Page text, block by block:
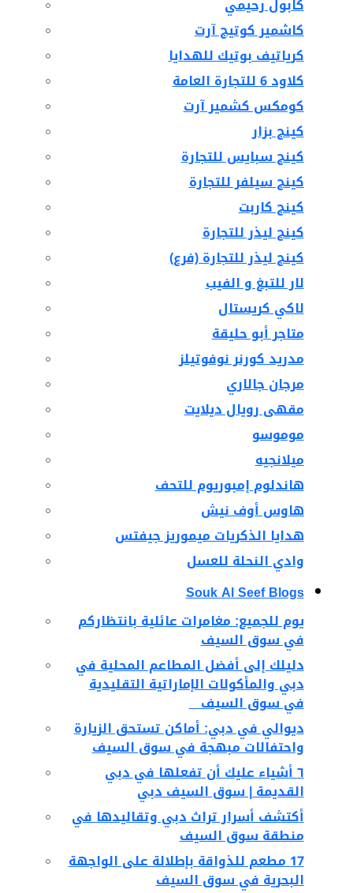
كابول رحيمي
كاشمير كوتيج آرت
كرياتيف بوتيك للهدايا
كلاود 6 للتجارة العامة
كومكس كشمير آرت
كينج بزار
كينج سبايس للتجارة
كينج سيلفر للتجارة
كينج كاربت
كينج ليذر للتجارة
كينج ليذر للتجارة (فرع)
لار للتبغ و الفيب
لاكي كريستال
متاجر أبو حليقة
مدريد كورنر نوفوتيلز
مرجان جالاري
مقهى رويال ديلايت
موموسو
ميلانجيه
هاندلوم إمبوريوم للتحف
هاوس أوف نيش
هدايا الذكريات ميموريز جيفتس
وادي النحلة للعسل
Souk Al Seef Blogs
يوم للجميع: مغامرات عائلية بانتظاركم
في سوق السيف
دليلك إلى أفضل المطاعم المحلية في
دبي والمأكولات الإماراتية التقليدية
في سوق السيف
ديوالي في دبي: أماكن تستحق الزيارة
واحتفالات مبهجة في سوق السيف
٦ أشياء عليك أن تفعلها في دبي
القديمة | سوق السيف دبي
أكتشف أسرار تراث دبي وتقاليدها في
منطقة سوق السيف
17 مطعم للذواقة بإطلالة على الواجهة
البحرية في سوق السيف